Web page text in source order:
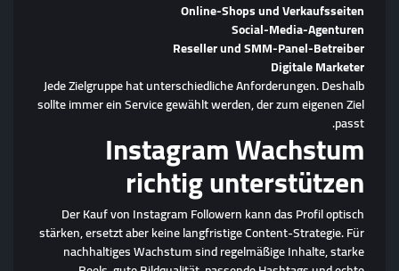
Online-Shops und Verkaufsseiten
Social-Media-Agenturen
Reseller und SMM-Panel-Betreiber
Digitale Marketer
Jede Zielgruppe hat unterschiedliche Anforderungen. Deshalb
sollte immer ein Service gewählt werden, der zum eigenen Ziel
passt.
Instagram Wachstum
richtig unterstützen
Der Kauf von Instagram Followern kann das Profil optisch
stärken, ersetzt aber keine langfristige Content-Strategie. Für
nachhaltiges Wachstum sind regelmäßige Inhalte, starke